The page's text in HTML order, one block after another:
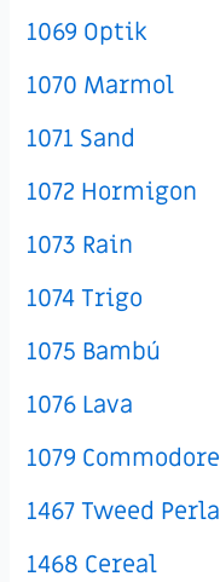
1069 Optik
1070 Marmol
1071 Sand
1072 Hormigon
1073 Rain
1074 Trigo
1075 Bambú
1076 Lava
1079 Commodore
1467 Tweed Perla
1468 Cereal